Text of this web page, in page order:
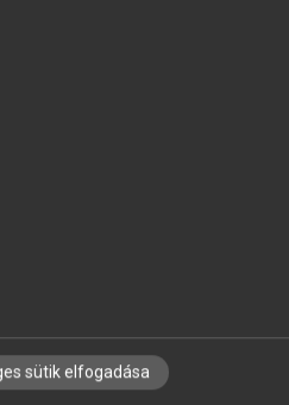
HÍRLEVELÜNKRE!
sütik elfogadása